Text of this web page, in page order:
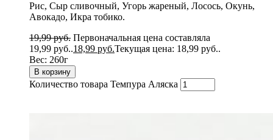
Рис, Сыр сливочный, Угорь жареный, Лосось, Окунь,
Авокадо, Икра тобико.
19,99руб. Первоначальная цена составляла
19,99 руб..18,99 руб.Текущая цена: 18,99 руб..
Вес: 260г
В корзину
Количество товара Темпура Аляска